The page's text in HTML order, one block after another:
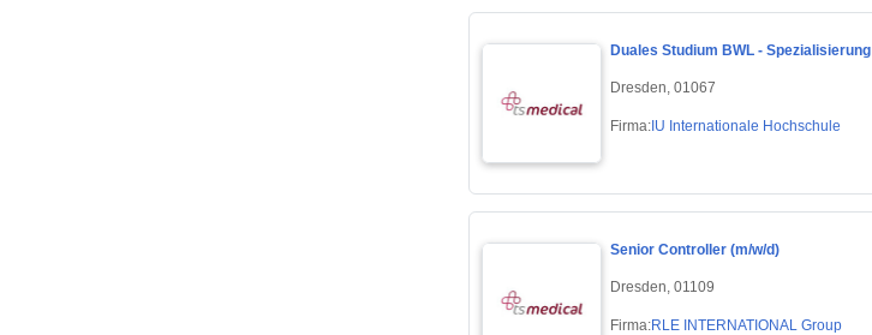
Duales Studium BWL -
Dresden, 01067
Firma:IU Internationale Hochschule
Senior Controller (m/w/d)
Dresden, 01109
Firma:RLE INTERNATIONAL Group